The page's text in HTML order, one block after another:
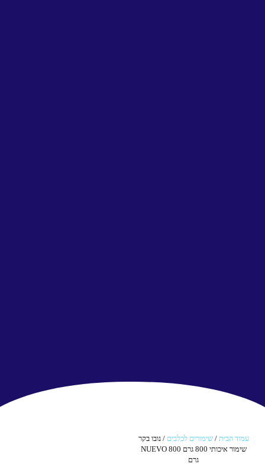
עמוד הבית /שימורים לכלבים / נובו בקר
שימור איכותי 800 גרם NUEVO 800
גרם